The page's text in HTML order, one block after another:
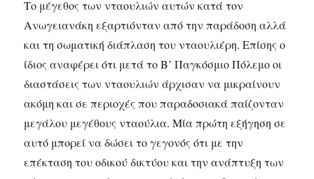
Το μέγεθος των νταουλιών αυτών κατά τον
Ανωγειανάκη εξαρτιόνταν από την παράδοση αλλά
και τη σωματική διάπλαση του νταουλιέρη. Επίσης ο
ίδιος αναφέρει ότι μετά το Β’ Παγκόσμιο Πόλεμο οι
διαστάσεις των νταουλιών άρχισαν να μικραίνουν
ακόμη και σε περιοχές που παραδοσιακά παίζονταν
μεγάλου μεγέθους νταούλια. Μία πρώτη εξήγηση σε
αυτό μπορεί να δώσει το γεγονός ότι με την
επέκταση του οδικού δικτύου και την ανάπτυξη των